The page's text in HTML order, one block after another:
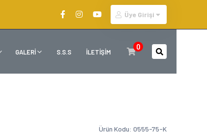
Üye Girişi
GALERİ S.S.S İLETİŞİM
0
Ürün Kodu: 0555-75-K